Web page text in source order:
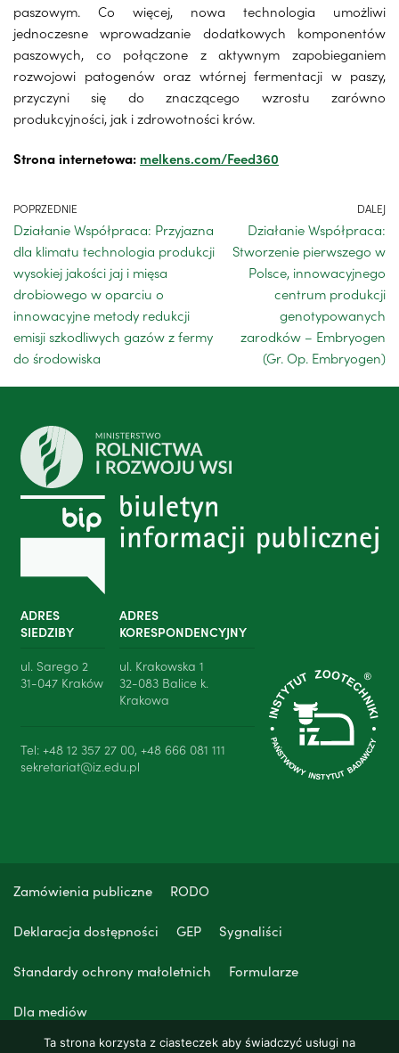
paszowym. Co więcej, nowa technologia umożliwi
jednoczesne wprowadzanie dodatkowych komponentów
paszowych, co połączone z aktywnym zapobieganiem
rozwojowi patogenów oraz wtórnej fermentacji w paszy,
przyczyni się do znaczącego wzrostu zarówno
produkcyjności, jak i zdrowotności krów.
Strona internetowa: melkens.com/Feed360
POPRZEDNIE
Działanie Współpraca: Przyjazna
dla klimatu technologia produkcji
wysokiej jakości jaj i mięsa
drobiowego w oparciu o
innowacyjne metody redukcji
emisji szkodliwych gazów z fermy
do środowiska
DALEJ
Działanie Współpraca:
Stworzenie pierwszego w
Polsce, innowacyjnego
centrum produkcji
genotypowanych
zarodków – Embryogen
(Gr. Op. Embryogen)
ADRES
SIEDZIBY
ul. Sarego 2
31-047 Kraków
ADRES
KORESPONDENCYJNY
ul. Krakowska 1
32-083 Balice k.
Krakowa
Tel: +48 12 357 27 00, +48 666 081 111
sekretariat@iz.edu.pl
Zamówienia publiczne RODO
Deklaracja dostępności GEP Sygnaliści
Standardy ochrony małoletnich Formularze
Dla mediów
Ta strona korzysta z ciasteczek aby świadczyć usługi na